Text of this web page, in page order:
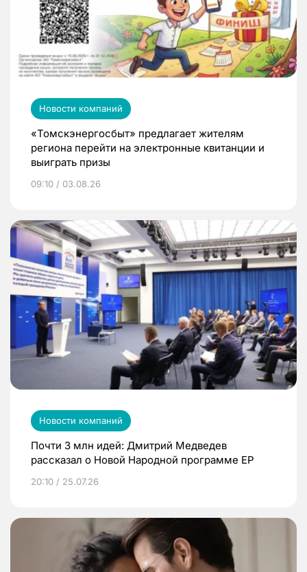
Новости компаний
«Томскэнергосбыт» предлагает жителям
региона перейти на электронные квитанции и
выиграть призы
09:10 / 03.08.26
Новости компаний
Почти 3 млн идей: Дмитрий Медведев
рассказал о Новой Народной программе ЕР
20:10 / 25.07.26